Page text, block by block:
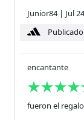
Junior84| Jul
encantante
fueron el